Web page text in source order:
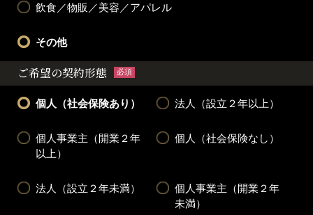
飲食／物販／美容／アパレル
その他
ご希望の契約形態 必須
個人（社会保険あり） 法人（設立２年以上）
個人事業主（開業２年
以上）
個人（社会保険なし）
法人（設立２年未満）
個人事業主（開業２年
未満）